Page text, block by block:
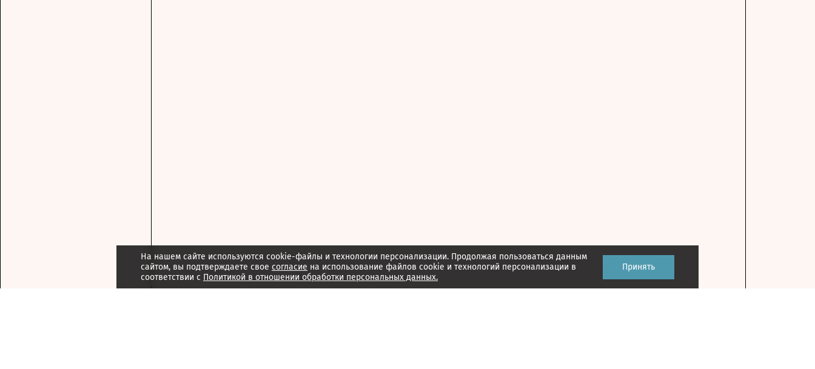
На нашем сайте используются cookie-файлы и технологии персонализации. Продолжая пользоваться данным
сайтом, вы подтверждаете свое согласие на использование файлов cookie и технологий персонализации в
соответствии с Политикой в отношении обработки персональных данных.
Принять